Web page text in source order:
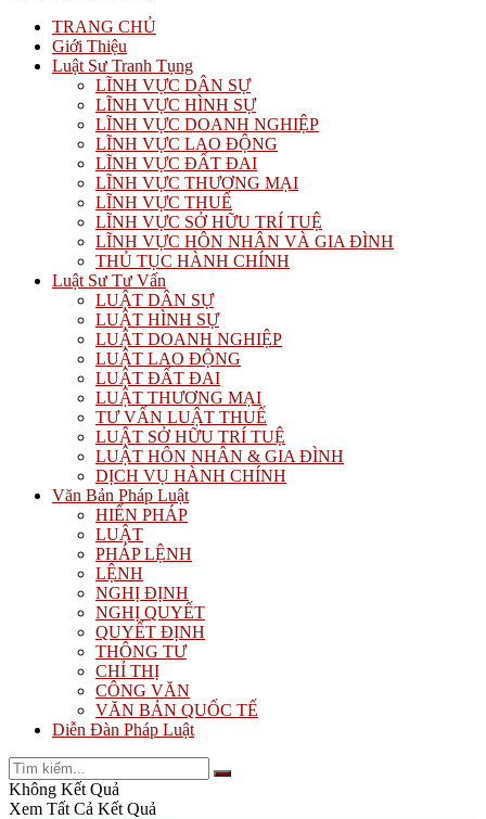
TRANG CHỦ
Giới Thiệu
Luật Sư Tranh Tụng
LĨNH VỰC DÂN SỰ
LĨNH VỰC HÌNH SỰ
LĨNH VỰC DOANH NGHIỆP
LĨNH VỰC LAO ĐỘNG
LĨNH VỰC ĐẤT ĐAI
LĨNH VỰC THƯƠNG MẠI
LĨNH VỰC THUẾ
LĨNH VỰC SỞ HỮU TRÍ TUỆ
LĨNH VỰC HÔN NHÂN VÀ GIA ĐÌNH
THỦ TỤC HÀNH CHÍNH
Luật Sư Tư Vấn
LUẬT DÂN SỰ
LUẬT HÌNH SỰ
LUẬT DOANH NGHIỆP
LUẬT LAO ĐỘNG
LUẬT ĐẤT ĐAI
LUẬT THƯƠNG MẠI
TƯ VẤN LUẬT THUẾ
LUẬT SỞ HỮU TRÍ TUỆ
LUẬT HÔN NHÂN & GIA ĐÌNH
DỊCH VỤ HÀNH CHÍNH
Văn Bản Pháp Luật
HIẾN PHÁP
LUẬT
PHÁP LỆNH
LỆNH
NGHỊ ĐỊNH
NGHỊ QUYẾT
QUYẾT ĐỊNH
THÔNG TƯ
CHỈ THỊ
CÔNG VĂN
VĂN BẢN QUỐC TẾ
Diễn Đàn Pháp Luật
Không Kết Quả
Xem Tất Cả Kết Quả